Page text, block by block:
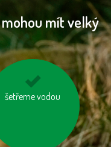
mít velký
šetřeme vodou
nenechávejme je